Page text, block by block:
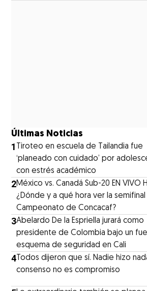
Últimas Noticias
1
Tiroteo en escuela de Tailandia fue
‘planeado con cuidado’ por
con estrés académico
2México vs. Canadá Sub-20 EN VIVO
¿Dónde y a qué hora ver la semifinal
Campeonato de Concacaf?
3Abelardo De la Espriella jurará como
presidente de Colombia bajo un
esquema de seguridad en Cali
4 Todos dijeron que sí. Nadie hizo
consenso no es compromiso